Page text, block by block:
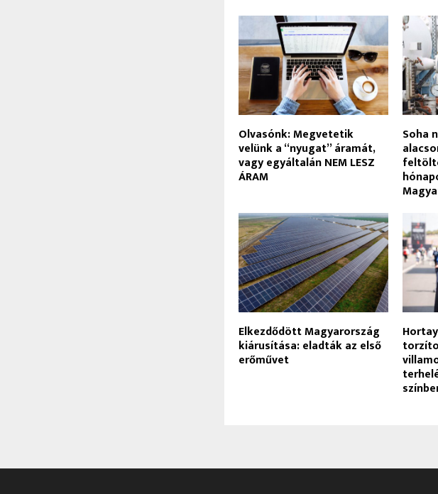
Olvasónk: Megvetetik
velünk a “nyugat” áramát,
vagy egyáltalán NEM LESZ
ÁRAM
Soha
Elkezdődött Magyarország
kiárusítása: eladták az első
erőművet